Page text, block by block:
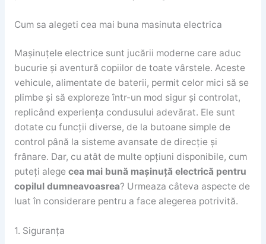
Cum sa alegeti cea mai buna masinuta electrica
Mașinuțele electrice sunt jucării moderne care aduc
bucurie și aventură copiilor de toate vârstele. Aceste
vehicule, alimentate de baterii, permit celor mici să se
plimbe și să exploreze într-un mod sigur și controlat,
replicând experiența condusului adevărat. Ele sunt
dotate cu funcții diverse, de la butoane simple de
control până la sisteme avansate de direcție și
frânare. Dar, cu atât de multe opțiuni disponibile, cum
puteți alege cea mai bună mașinuță electrică pentru
copilul dumneavoasrea? Urmeaza câteva aspecte de
luat în considerare pentru a face alegerea potrivită.
1. Siguranța